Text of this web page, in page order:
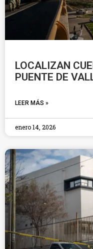
LOCALIZAN
PUENTE DE
LEER MÁS »
enero 14, 2026